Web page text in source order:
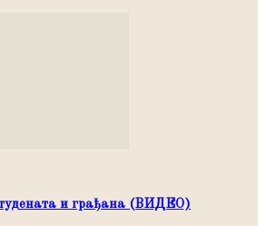
и грађана (ВИДЕО)